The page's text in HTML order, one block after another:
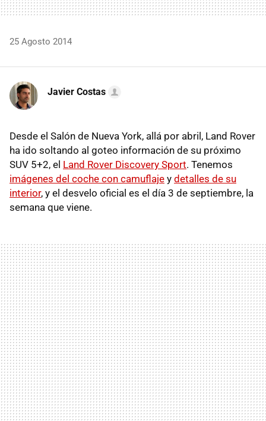
25 Agosto 2014
Javier Costas
Desde el Salón de Nueva York, allá por abril, Land Rover
ha ido soltando al goteo información de su próximo
SUV 5+2, el Land Rover Discovery Sport. Tenemos
imágenes del coche con camuflaje y detalles de su
interior, y el desvelo oficial es el día 3 de septiembre, la
semana que viene.